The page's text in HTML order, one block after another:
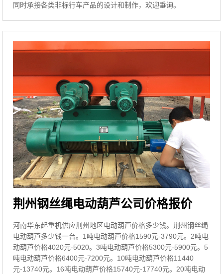
同时承接各类非标行车产品的设计和制作，欢迎垂询。
荆州钢丝绳电动葫芦公司价格报价
河南华东起重机供应荆州地区电动葫芦价格多少钱。荆州钢丝绳
电动葫芦多少钱一台。1吨电动葫芦价格1590元-3790元。2吨电
动葫芦价格4020元-5020。3吨电动葫芦价格5300元-5900元。5
吨电动葫芦价格6400元-7200元。10吨电动葫芦价格11440
元-13740元。16吨电动葫芦价格15740元-17740元。20吨电动